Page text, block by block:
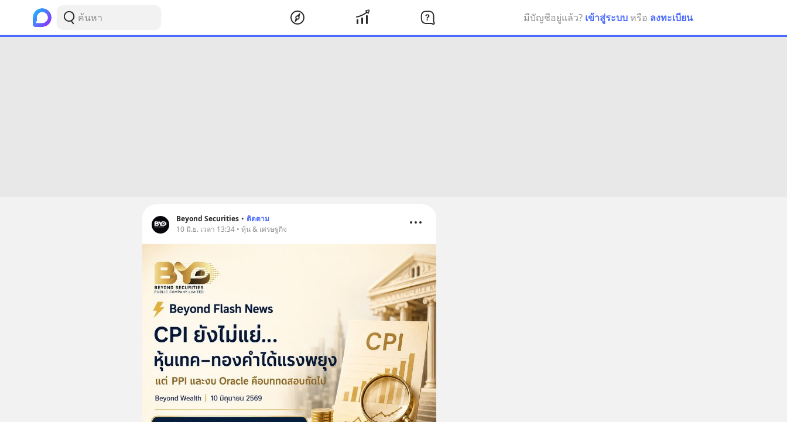
มีบัญชีอยู่แล้ว? เข้าสู่ระบบ หรือ ลงทะเบียน
Beyond Securities • ติดตาม
10 มิ.ย. เวลา 13:34 • หุ้น & เศรษฐกิจ